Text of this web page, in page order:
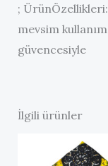
;
mevsim
güvencesiyle
İlgili ürünler